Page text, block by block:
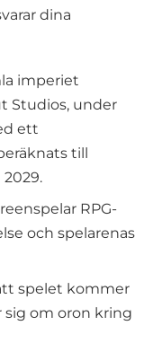
dina
imperiet
Studios, under
ett
till
RPG-
och spelarenas
spelet kommer
sig om oron kring